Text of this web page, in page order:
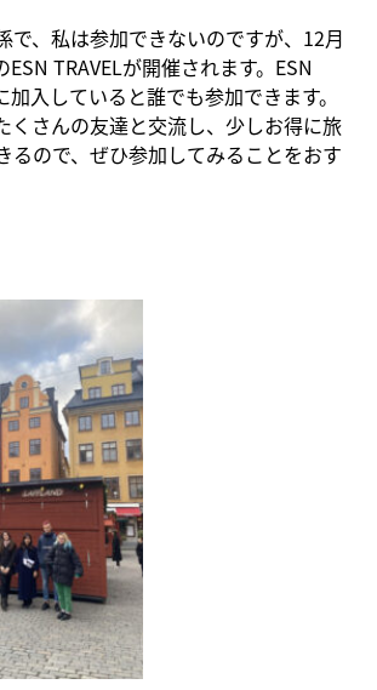
で、私は参加できないのですが、12月
TRAVELが開催されます。ESN
加入していると誰でも参加できます。
くさんの友達と交流し、少しお得に旅
るので、ぜひ参加してみることをおす